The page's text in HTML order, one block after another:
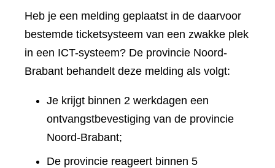
Heb je een melding geplaatst in de daarvoor
bestemde ticketsysteem van een zwakke plek
in een ICT-systeem? De provincie Noord-
Brabant behandelt deze melding als volgt:
Je krijgt binnen 2 werkdagen een
ontvangstbevestiging van de provincie
Noord-Brabant;
De provincie reageert binnen 5